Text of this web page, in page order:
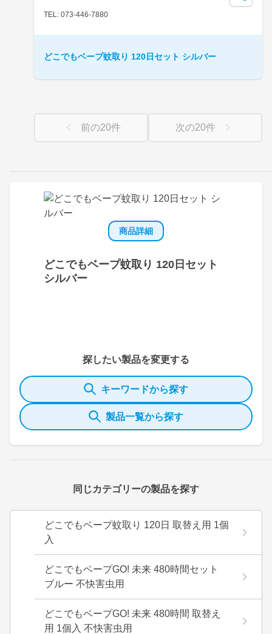
商品詳細
どこでもベープ蚊取り 120日セット
シルバー
探したい製品を変更する
キーワードから探す
製品一覧から探す
同じカテゴリーの製品を探す
どこでもベープ蚊取り 120日 取替え用 1個
入
どこでもベープGO! 未来 480時間セット
ブルー 不快害虫用
どこでもベープGO! 未来 480時間 取替え
用 1個入 不快害虫用
TEL: 073-446-7880
どこでもベープ蚊取り 120日セット シルバー
前の20件 次の20件